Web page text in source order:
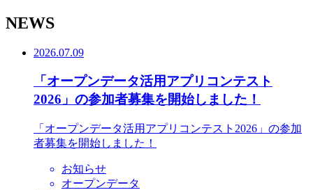
NEWS
2026.07.09
「オープンデータ活用アプリコンテスト
2026」の参加者募集を開始しました！
「オープンデータ活用アプリコンテスト2026」の参加
者募集を開始しました！
お知らせ
オープンデータ